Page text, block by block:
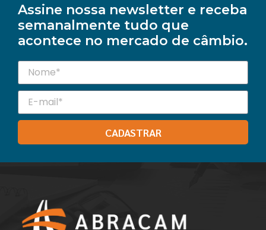
Assine nossa newsletter e receba
semanalmente tudo que
acontece no mercado de câmbio.
CADASTRAR